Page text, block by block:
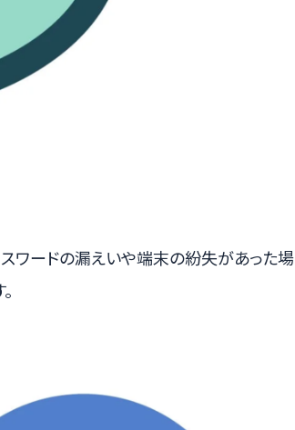
ワードの漏えいや端末の紛失があった場